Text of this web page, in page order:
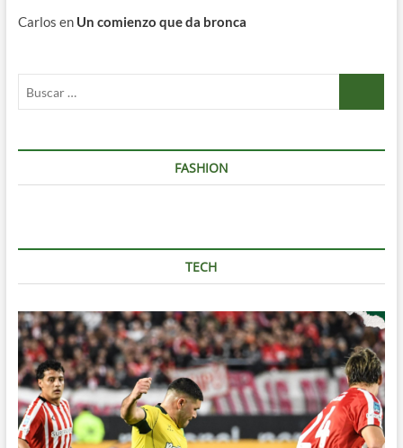
Carlos en Un comienzo que da bronca
FASHION
TECH